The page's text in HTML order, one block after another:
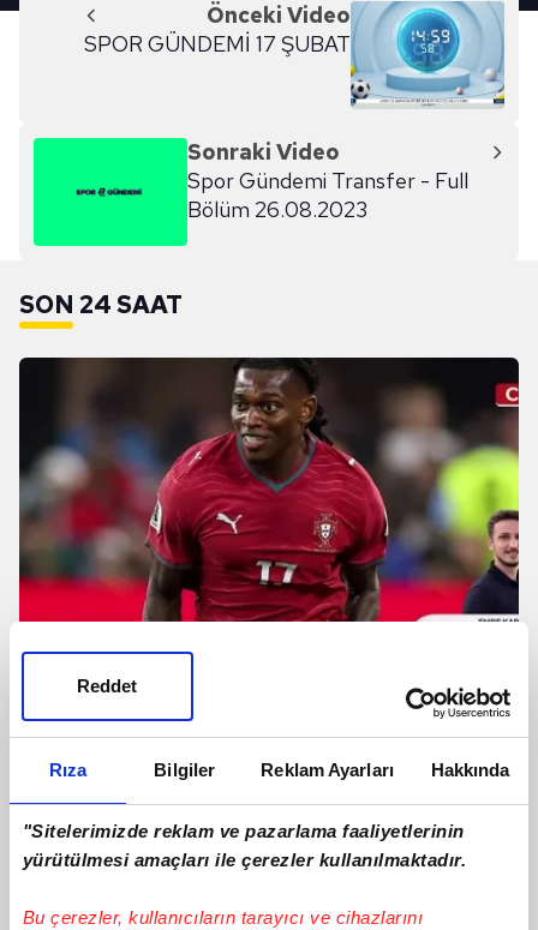
Rıza Bilgiler Reklam Ayarları Hakkında
"Sitelerimizde reklam ve pazarlama faaliyetlerinin
yürütülmesi amaçları ile çerezler kullanılmaktadır.
Bu çerezler, kullanıcıların tarayıcı ve cihazlarını
Reddet
Önceki Video
SPOR GÜNDEMİ 17 ŞUBAT
Sonraki Video
Spor Gündemi Transfer - Full
Bölüm 26.08.2023
SON 24 SAAT
Galatasaray Rafael Leao ile anlaştı!